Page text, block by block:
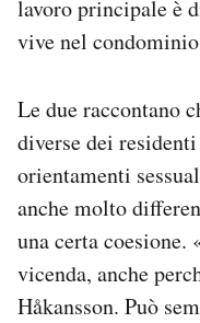
lavoro principale è
vive nel
Le due raccontano
diverse dei
orientamenti
anche molto
una certa coesione.
vicenda, anche
Håkansson. Può